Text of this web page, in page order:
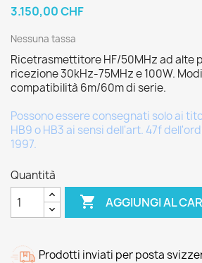
3.150,00 CHF
Nessuna tassa
Ricetrasmettitore HF/50MHz ad alte
ricezione 30kHz-75MHz e 100W.
compatibilità 6m/60m di serie.
Possono essere consegnati solo ai
HB9 o HB3 ai sensi dell'art. 47f
1997.
Quantità
 AGGIUNGI AL
Prodotti inviati per posta